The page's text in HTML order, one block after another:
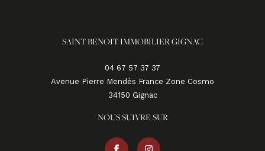
SAINT BENOIT IMMOBILIER GIGNAC
04 67 57 37 37
Avenue Pierre Mendès France Zone Cosmo
34150
gignac
NOUS SUIVRE SUR